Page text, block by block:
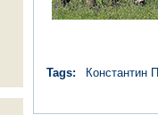
Tags: Константин